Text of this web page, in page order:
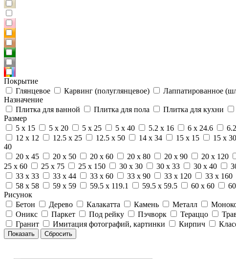
Покрытие
Глянцевое
Карвинг (полуглянцевое) Лаппатированное
Назначение
Плитка для ванной
Плитка для пола Плитка для кухни
Размер
5 x 15
5 x 20 5 x 25 5 x 40 5.2 x 16 6 x 24.6
12 x 12
12.5 x 25 12.5 x 50 14 x 34 15 x 15 15 x 30
40
20 x 45
20 x 50 20 x 60 20 x 80 20 x 90 20 x 120
25 x 60
25 x 75 25 x 150 30 x 30 30 x 33 30 x 40
33 x 33
33 x 44 33 x 60 33 x 90 33 x 120 33 x 160
58 x 58
59 x 59 59.5 x 119.1 59.5 x 59.5 60 x 60
Рисунок
Бетон
Дерево Калакатта Камень Металл
Оникс
Паркет Под рейку Пэчворк Тераццо
Гранит
Имитация фотографий, картинки Кирпич